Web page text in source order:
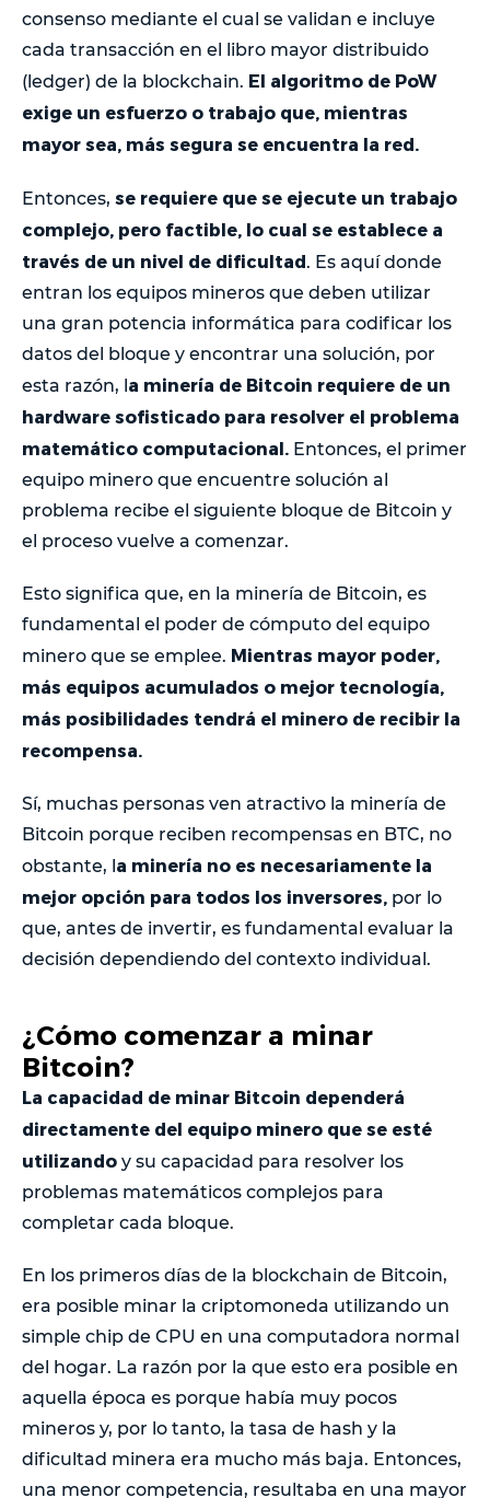
consenso mediante el cual se validan e incluye
cada transacción en el libro mayor distribuido
(ledger) de la blockchain. El algoritmo de PoW
exige un esfuerzo o trabajo que, mientras
mayor sea, más segura se encuentra la red.
Entonces, se requiere que se ejecute un trabajo
complejo, pero factible, lo cual se establece a
través de un nivel de dificultad. Es aquí donde
entran los equipos mineros que deben utilizar
una gran potencia informática para codificar los
datos del bloque y encontrar una solución, por
esta razón, la minería de Bitcoin requiere de un
hardware sofisticado para resolver el problema
matemático computacional. Entonces, el primer
equipo minero que encuentre solución al
problema recibe el siguiente bloque de Bitcoin y
el proceso vuelve a comenzar.
Esto significa que, en la minería de Bitcoin, es
fundamental el poder de cómputo del equipo
minero que se emplee. Mientras mayor poder,
más equipos acumulados o mejor tecnología,
más posibilidades tendrá el minero de recibir la
recompensa.
Sí, muchas personas ven atractivo la minería de
Bitcoin porque reciben recompensas en BTC, no
obstante, la minería no es necesariamente la
mejor opción para todos los inversores, por lo
que, antes de invertir, es fundamental evaluar la
decisión dependiendo del contexto individual.
¿Cómo comenzar a minar
Bitcoin?
La capacidad de minar Bitcoin dependerá
directamente del equipo minero que se esté
utilizando y su capacidad para resolver los
problemas matemáticos complejos para
completar cada bloque.
En los primeros días de la blockchain de Bitcoin,
era posible minar la criptomoneda utilizando un
simple chip de CPU en una computadora normal
del hogar. La razón por la que esto era posible en
aquella época es porque había muy pocos
mineros y, por lo tanto, la tasa de hash y la
dificultad minera era mucho más baja. Entonces,
una menor competencia, resultaba en una mayor